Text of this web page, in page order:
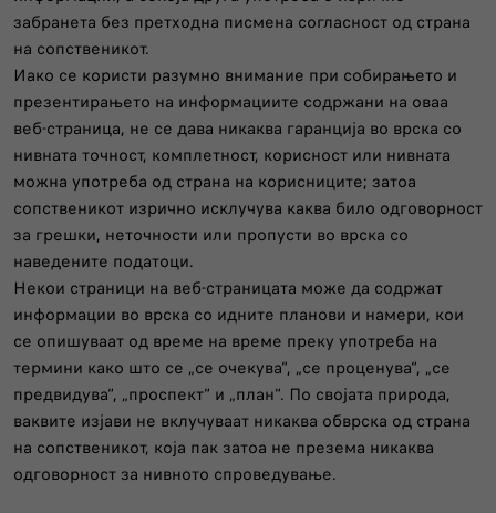
забранета без претходна писмена согласност од страна
на сопственикот.
Иако се користи разумно внимание при собирањето и
презентирањето на информациите содржани на оваа
веб-страница, не се дава никаква гаранција во врска со
нивната точност, комплетност, корисност или нивната
можна употреба од страна на корисниците; затоа
сопственикот изрично исклучува каква било одговорност
за грешки, неточности или пропусти во врска со
наведените податоци.
Некои страници на веб-страницата може да содржат
информации во врска со идните планови и намери, кои
се опишуваат од време на време преку употреба на
термини како што се „се очекува“, „се проценува“, „се
предвидува“, „проспект“ и „план“. По својата природа,
ваквите изјави не вклучуваат никаква обврска од страна
на сопственикот, која пак затоа не презема никаква
одговорност за нивното спроведување.